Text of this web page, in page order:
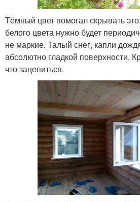
Тёмный цвет помогал скрывать
белого цвета нужно будет
не маркие. Талый снег, капли
абсолютно гладкой поверхности.
что зацепиться.